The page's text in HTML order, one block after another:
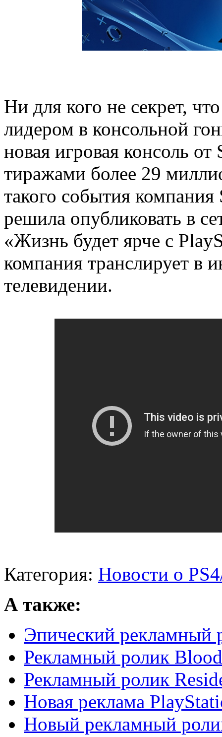
Ни для кого не секрет,
лидером в консольной
новая игровая консоль
тиражами более 29
такого события
решила опубликовать в
«Жизнь будет ярче с
компания транслирует в
телевидении.
Категория: Новости о
А также:
Эпический рекламный
Рекламный ролик
Рекламный ролик
Новая реклама
Новый рекламный